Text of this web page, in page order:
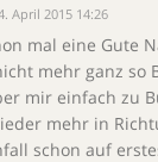
April 2015 14:26
mal eine Gute
mehr ganz so
mir einfach zu
mehr in
schon auf